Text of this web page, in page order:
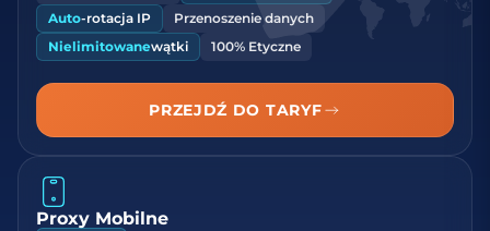
Auto-rotacja IP
Przenoszenie danych
Nielimitowanewątki 100% Etyczne
PRZEJDŹ DO TARYF
Proxy Mobilne